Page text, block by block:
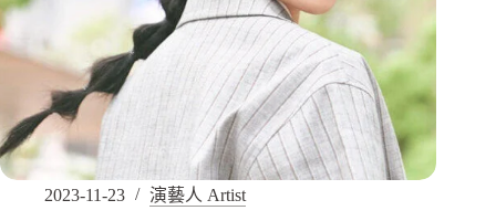
2023-11-23 演藝人 Artist